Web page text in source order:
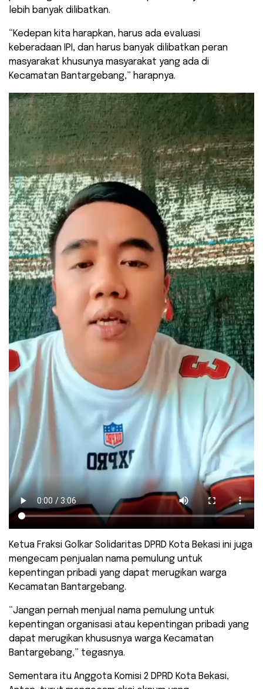
lebih banyak dilibatkan.
“Kedepan kita harapkan, harus ada evaluasi
keberadaan IPI, dan harus banyak dilibatkan peran
masyarakat khusunya masyarakat yang ada di
Kecamatan Bantargebang,” harapnya.
Ketua Fraksi Golkar Solidaritas DPRD Kota Bekasi ini juga
mengecam penjualan nama pemulung untuk
kepentingan pribadi yang dapat merugikan warga
Kecamatan Bantargebang.
“Jangan pernah menjual nama pemulung untuk
kepentingan organisasi atau kepentingan pribadi yang
dapat merugikan khususnya warga Kecamatan
Bantargebang,” tegasnya.
Sementara itu Anggota Komisi 2 DPRD Kota Bekasi,